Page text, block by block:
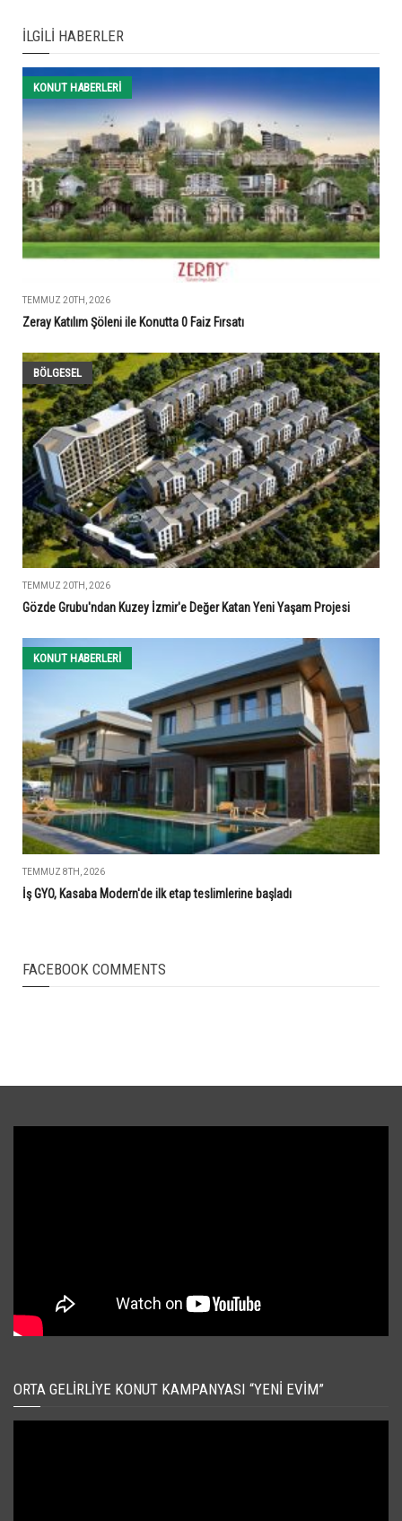
İLGILI HABERLER
KONUT HABERLERI
TEMMUZ 20TH, 2026
Zeray Katılım Şöleni ile Konutta 0 Faiz Fırsatı
BÖLGESEL
TEMMUZ 20TH, 2026
Gözde Grubu'ndan Kuzey İzmir'e Değer Katan Yeni Yaşam Projesi
KONUT HABERLERI
TEMMUZ 8TH, 2026
İş GYO, Kasaba Modern'de ilk etap teslimlerine başladı
FACEBOOK COMMENTS
ORTA GELIRLIYE KONUT KAMPANYASI “YENI EVIM”